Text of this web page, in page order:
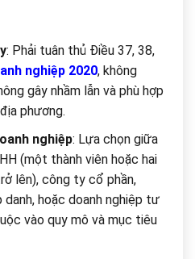
: Phải tuân thủ Điều 37, 38,
nghiệp 2020, không
gây nhầm lẫn và phù hợp
phương.
nghiệp: Lựa chọn giữa
(một thành viên hoặc hai
lên), công ty cổ phần,
hoặc doanh nghiệp tư
vào quy mô và mục tiêu